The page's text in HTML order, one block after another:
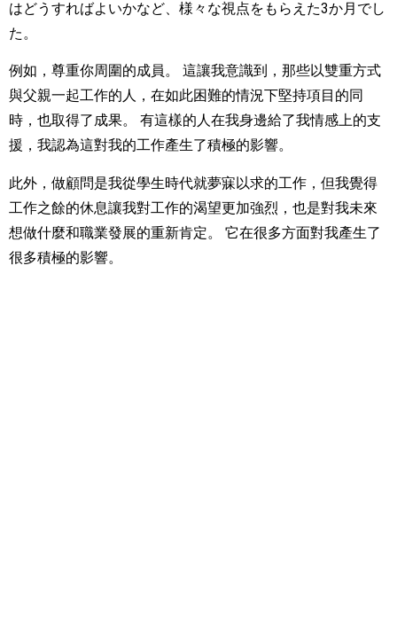
はどうすればよいかなど、様々な視点をもらえた3か月でし
た。
例如，尊重你周圍的成員。 這讓我意識到，那些以雙重方式
與父親一起工作的人，在如此困難的情況下堅持項目的同
時，也取得了成果。 有這樣的人在我身邊給了我情感上的支
援，我認為這對我的工作產生了積極的影響。
此外，做顧問是我從學生時代就夢寐以求的工作，但我覺得
工作之餘的休息讓我對工作的渴望更加強烈，也是對我未來
想做什麼和職業發展的重新肯定。 它在很多方面對我產生了
很多積極的影響。